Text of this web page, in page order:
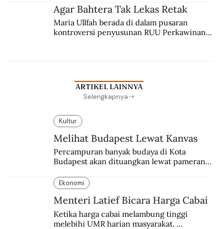
Agar Bahtera Tak Lekas Retak
Maria Ullfah berada di dalam pusaran
kontroversi penyusunan RUU Perkawinan.
ARTIKEL LAINNYA
Selengkapnya
Kultur
Melihat Budapest Lewat Kanvas
Percampuran banyak budaya di Kota
Budapest akan dituangkan lewat pameran
Ekonomi
Menteri Latief Bicara Harga Cabai
Ketika harga cabai melambung tinggi
melebihi UMR harian masyarakat.